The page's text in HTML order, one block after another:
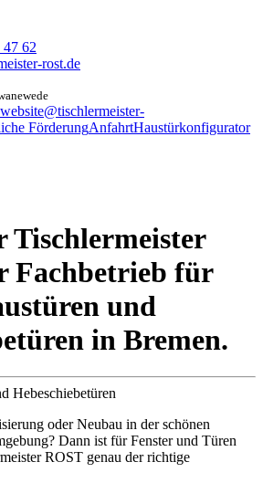
62
rost.de
website@tischlermeister-
FörderungAnfahrtHaustürkonfigurator
Tischlermeister
Fachbetrieb für
und
in Bremen.
oder Neubau in der schönen
Dann ist für Fenster und Türen
ROST genau der richtige